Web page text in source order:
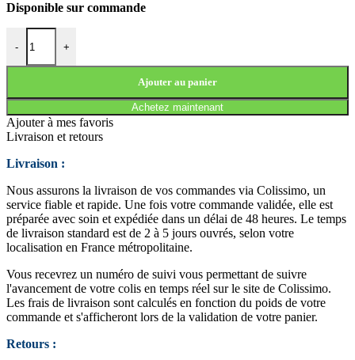
Disponible sur commande
-
quantité de JOINT TORIQUE 370x6 NBR70
+
Ajouter au panier
Achetez maintenant
Ajouter à mes favoris
Livraison et retours
Livraison :
Nous assurons la livraison de vos commandes via Colissimo, un
service fiable et rapide. Une fois votre commande validée, elle est
préparée avec soin et expédiée dans un délai de 48 heures. Le temps
de livraison standard est de 2 à 5 jours ouvrés, selon votre
localisation en France métropolitaine.
Vous recevrez un numéro de suivi vous permettant de suivre
l'avancement de votre colis en temps réel sur le site de Colissimo.
Les frais de livraison sont calculés en fonction du poids de votre
commande et s'afficheront lors de la validation de votre panier.
Retours :